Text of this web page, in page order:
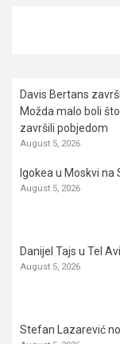
Davis Bertans
Možda malo boli
završili pobjedom
August 5, 2026
Igokea u Moskvi na
August 5, 2026
Danijel Tajs u Tel
August 5, 2026
Stefan Lazarević